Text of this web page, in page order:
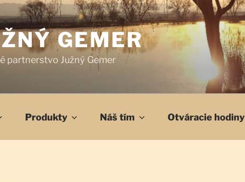
GEMER
partnerstvo Južný Gemer
Produkty Náš tím Otváracie hodiny